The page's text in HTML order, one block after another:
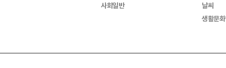
사회일반
날씨
생활문